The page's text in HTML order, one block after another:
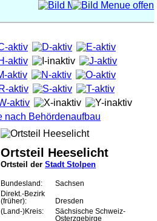
Ortsteil Heeselicht
Ortsteil der Stadt Stolpen
Bundesland:
Sachsen
Direkt.-Bezirk
(früher):
Dresden
(Land-)Kreis:
Sächsische Schweiz-
Osterzgebirge